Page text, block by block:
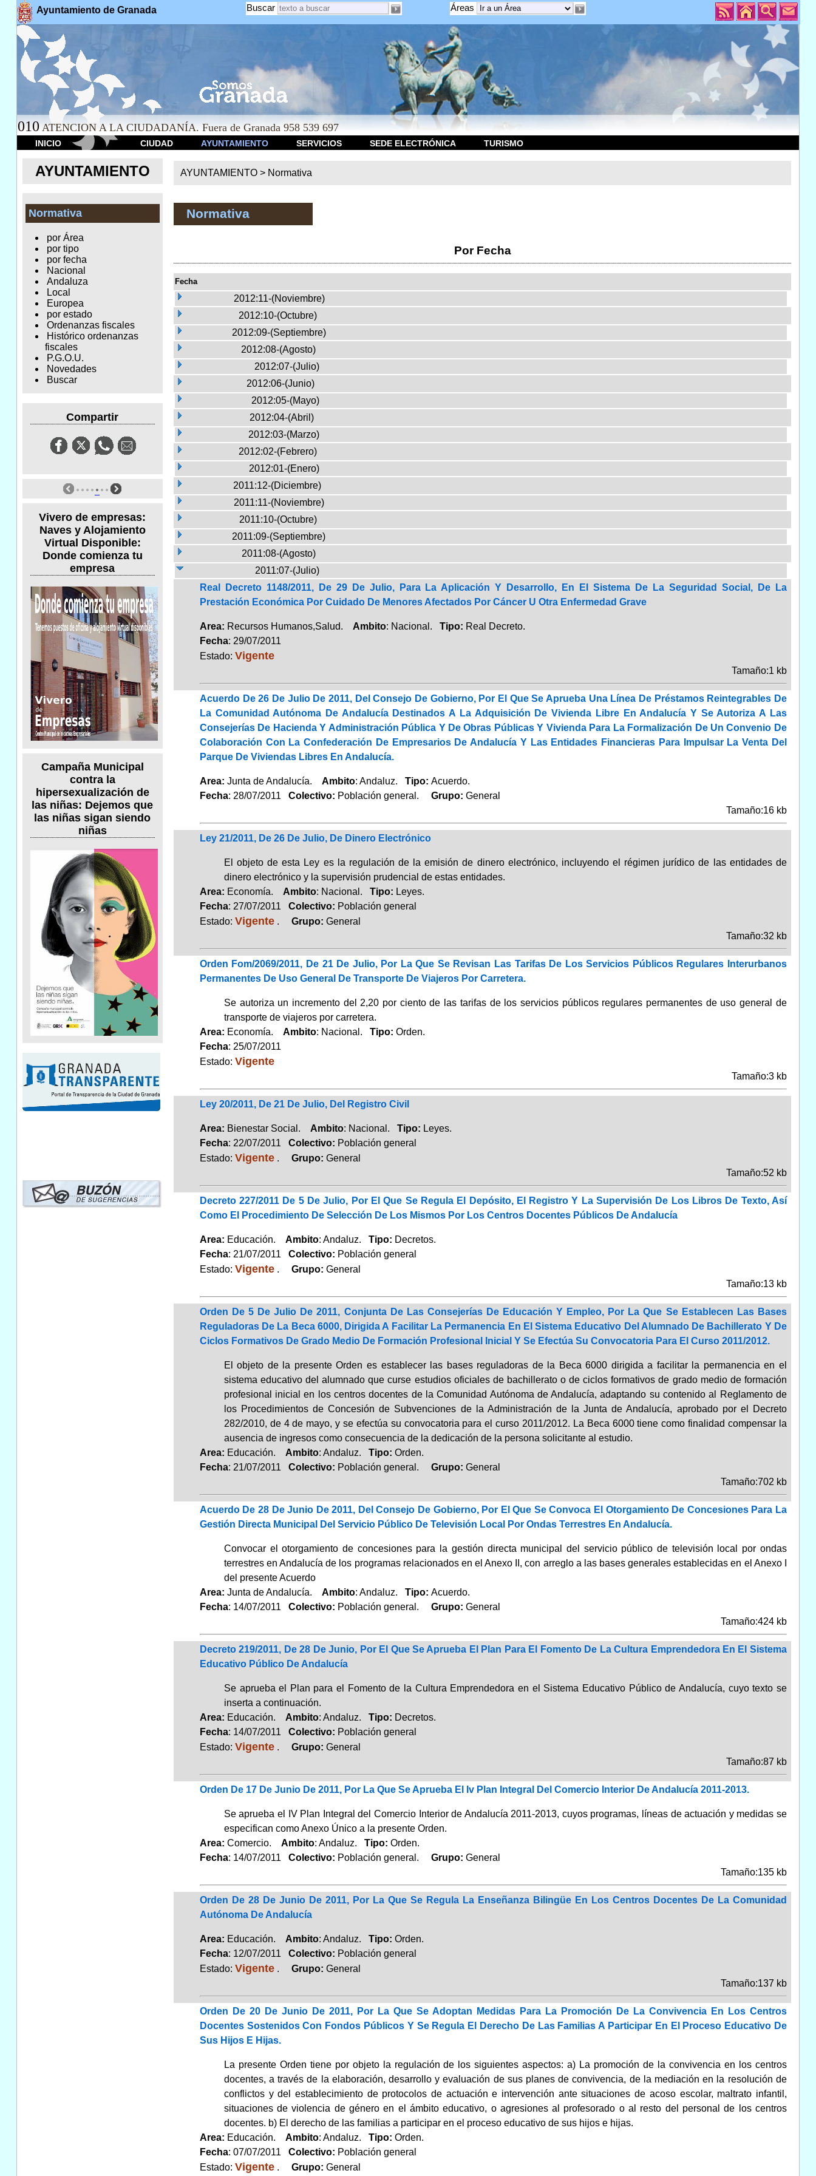
Ayuntamiento de Granada Áreas
Buscar
010 ATENCION A LA CIUDADANÍA. Fuera de Granada 958 539 697
INICIO CIUDAD AYUNTAMIENTO SERVICIOS SEDE ELECTRÓNICA TURISMO
AYUNTAMIENTO
Normativa
por Área
por tipo
por fecha
Nacional
Andaluza
Local
Europea
por estado
Ordenanzas fiscales
Histórico ordenanzas
fiscales
P.G.O.U.
Novedades
Buscar
Compartir
Vivero de empresas:
Naves y Alojamiento
Virtual Disponible:
Donde comienza tu
empresa
Campaña Municipal
contra la
hipersexualización de
las niñas: Dejemos que
las niñas sigan siendo
niñas
AYUNTAMIENTO > Normativa
Normativa
Por Fecha
Fecha
2012:11-(Noviembre)
2012:10-(Octubre)
2012:09-(Septiembre)
2012:08-(Agosto)
2012:07-(Julio)
2012:06-(Junio)
2012:05-(Mayo)
2012:04-(Abril)
2012:03-(Marzo)
2012:02-(Febrero)
2012:01-(Enero)
2011:12-(Diciembre)
2011:11-(Noviembre)
2011:10-(Octubre)
2011:09-(Septiembre)
2011:08-(Agosto)
2011:07-(Julio)
Real Decreto 1148/2011, De 29 De Julio, Para La Aplicación Y Desarrollo, En El Sistema De La Seguridad Social, De La
Prestación Económica Por Cuidado De Menores Afectados Por Cáncer U Otra Enfermedad Grave
Area: Recursos Humanos,Salud. Ambito: Nacional. Tipo: Real Decreto.
Fecha: 29/07/2011
Estado: Vigente
Tamaño:1 kb
Acuerdo De 26 De Julio De 2011, Del Consejo De Gobierno, Por El Que Se Aprueba Una Línea De Préstamos Reintegrables De
La Comunidad Autónoma De Andalucía Destinados A La Adquisición De Vivienda Libre En Andalucía Y Se Autoriza A Las
Consejerías De Hacienda Y Administración Pública Y De Obras Públicas Y Vivienda Para La Formalización De Un Convenio De
Colaboración Con La Confederación De Empresarios De Andalucía Y Las Entidades Financieras Para Impulsar La Venta Del
Parque De Viviendas Libres En Andalucía.
Area: Junta de Andalucía. Ambito: Andaluz. Tipo: Acuerdo.
Fecha: 28/07/2011 Colectivo: Población general. Grupo: General
Tamaño:16 kb
Ley 21/2011, De 26 De Julio, De Dinero Electrónico
El objeto de esta Ley es la regulación de la emisión de dinero electrónico, incluyendo el régimen jurídico de las entidades de
dinero electrónico y la supervisión prudencial de estas entidades.
Area: Economía. Ambito: Nacional. Tipo: Leyes.
Fecha: 27/07/2011 Colectivo: Población general
Estado: Vigente. Grupo: General
Tamaño:32 kb
Orden Fom/2069/2011, De 21 De Julio, Por La Que Se Revisan Las Tarifas De Los Servicios Públicos Regulares Interurbanos
Permanentes De Uso General De Transporte De Viajeros Por Carretera.
Se autoriza un incremento del 2,20 por ciento de las tarifas de los servicios públicos regulares permanentes de uso general de
transporte de viajeros por carretera.
Area: Economía. Ambito: Nacional. Tipo: Orden.
Fecha: 25/07/2011
Estado: Vigente
Tamaño:3 kb
Ley 20/2011, De 21 De Julio, Del Registro Civil
Area: Bienestar Social. Ambito: Nacional. Tipo: Leyes.
Fecha: 22/07/2011 Colectivo: Población general
Estado: Vigente. Grupo: General
Tamaño:52 kb
Decreto 227/2011 De 5 De Julio, Por El Que Se Regula El Depósito, El Registro Y La Supervisión De Los Libros De Texto, Así
Como El Procedimiento De Selección De Los Mismos Por Los Centros Docentes Públicos De Andalucía
Area: Educación. Ambito: Andaluz. Tipo: Decretos.
Fecha: 21/07/2011 Colectivo: Población general
Estado: Vigente. Grupo: General
Tamaño:13 kb
Orden De 5 De Julio De 2011, Conjunta De Las Consejerías De Educación Y Empleo, Por La Que Se Establecen Las Bases
Reguladoras De La Beca 6000, Dirigida A Facilitar La Permanencia En El Sistema Educativo Del Alumnado De Bachillerato Y De
Ciclos Formativos De Grado Medio De Formación Profesional Inicial Y Se Efectúa Su Convocatoria Para El Curso 2011/2012.
El objeto de la presente Orden es establecer las bases reguladoras de la Beca 6000 dirigida a facilitar la permanencia en el
sistema educativo del alumnado que curse estudios oficiales de bachillerato o de ciclos formativos de grado medio de formación
profesional inicial en los centros docentes de la Comunidad Autónoma de Andalucía, adaptando su contenido al Reglamento de
los Procedimientos de Concesión de Subvenciones de la Administración de la Junta de Andalucía, aprobado por el Decreto
282/2010, de 4 de mayo, y se efectúa su convocatoria para el curso 2011/2012. La Beca 6000 tiene como finalidad compensar la
ausencia de ingresos como consecuencia de la dedicación de la persona solicitante al estudio.
Area: Educación. Ambito: Andaluz. Tipo: Orden.
Fecha: 21/07/2011 Colectivo: Población general. Grupo: General
Tamaño:702 kb
Acuerdo De 28 De Junio De 2011, Del Consejo De Gobierno, Por El Que Se Convoca El Otorgamiento De Concesiones Para La
Gestión Directa Municipal Del Servicio Público De Televisión Local Por Ondas Terrestres En Andalucía.
Convocar el otorgamiento de concesiones para la gestión directa municipal del servicio público de televisión local por ondas
terrestres en Andalucía de los programas relacionados en el Anexo II, con arreglo a las bases generales establecidas en el Anexo I
del presente Acuerdo
Area: Junta de Andalucía. Ambito: Andaluz. Tipo: Acuerdo.
Fecha: 14/07/2011 Colectivo: Población general. Grupo: General
Tamaño:424 kb
Decreto 219/2011, De 28 De Junio, Por El Que Se Aprueba El Plan Para El Fomento De La Cultura Emprendedora En El Sistema
Educativo Público De Andalucía
Se aprueba el Plan para el Fomento de la Cultura Emprendedora en el Sistema Educativo Público de Andalucía, cuyo texto se
inserta a continuación.
Area: Educación. Ambito: Andaluz. Tipo: Decretos.
Fecha: 14/07/2011 Colectivo: Población general
Estado: Vigente. Grupo: General
Tamaño:87 kb
Orden De 17 De Junio De 2011, Por La Que Se Aprueba El Iv Plan Integral Del Comercio Interior De Andalucía 2011-2013.
Se aprueba el IV Plan Integral del Comercio Interior de Andalucía 2011-2013, cuyos programas, líneas de actuación y medidas se
especifican como Anexo Único a la presente Orden.
Area: Comercio. Ambito: Andaluz. Tipo: Orden.
Fecha: 14/07/2011 Colectivo: Población general. Grupo: General
Tamaño:135 kb
Orden De 28 De Junio De 2011, Por La Que Se Regula La Enseñanza Bilingüe En Los Centros Docentes De La Comunidad
Autónoma De Andalucía
Area: Educación. Ambito: Andaluz. Tipo: Orden.
Fecha: 12/07/2011 Colectivo: Población general
Estado: Vigente. Grupo: General
Tamaño:137 kb
Orden De 20 De Junio De 2011, Por La Que Se Adoptan Medidas Para La Promoción De La Convivencia En Los Centros
Docentes Sostenidos Con Fondos Públicos Y Se Regula El Derecho De Las Familias A Participar En El Proceso Educativo De
Sus Hijos E Hijas.
La presente Orden tiene por objeto la regulación de los siguientes aspectos: a) La promoción de la convivencia en los centros
docentes, a través de la elaboración, desarrollo y evaluación de sus planes de convivencia, de la mediación en la resolución de
conflictos y del establecimiento de protocolos de actuación e intervención ante situaciones de acoso escolar, maltrato infantil,
situaciones de violencia de género en el ámbito educativo, o agresiones al profesorado o al resto del personal de los centros
docentes. b) El derecho de las familias a participar en el proceso educativo de sus hijos e hijas.
Area: Educación. Ambito: Andaluz. Tipo: Orden.
Fecha: 07/07/2011 Colectivo: Población general
Estado: Vigente. Grupo: General